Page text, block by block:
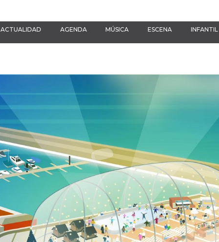
ACTUALIDAD AGENDA MÚSICA ESCENA INFANTIL